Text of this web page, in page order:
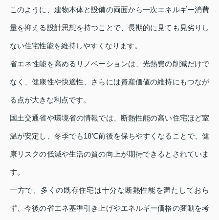
このように、建物本体と設備の両面から一次エネルギー消費
量を抑える設計思想を持つことで、長期的に見ても見劣りし
ない住宅性能を維持しやすくなります。
省エネ性能を高めるリノベーションは、光熱費の削減だけで
なく、健康性や快適性、さらには資産価値の維持にもつなが
る点が大きな利点です。
国土交通省や環境省の情報では、断熱性能の高い住宅ほど室
温が安定し、冬季でも18℃前後を保ちやすくなることで、健
康リスクの低減や生活の質の向上が期待できるとされていま
す。
一方で、多くの既存住宅は十分な断熱性能を満たしておら
ず、今後の省エネ基準引き上げやエネルギー価格の変動を考